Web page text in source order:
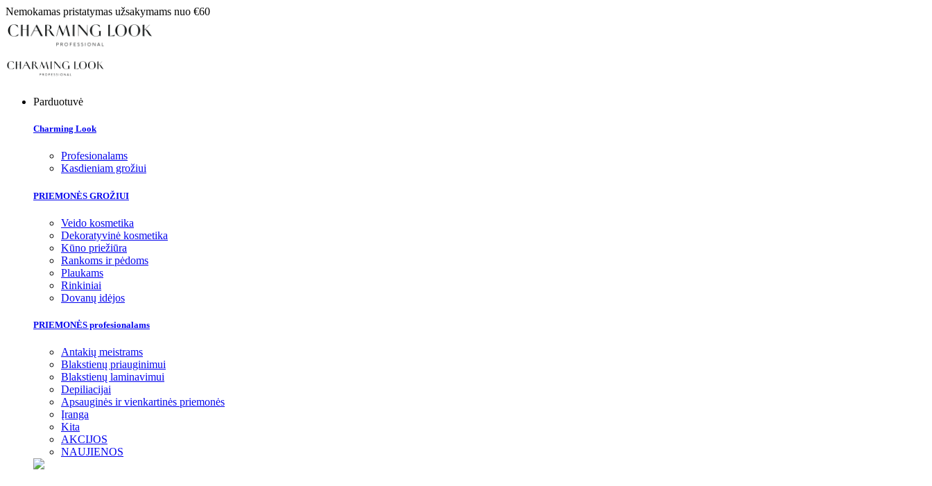
Nemokamas pristatymas užsakymams nuo €60
Parduotuvė
Charming Look
Profesionalams
Kasdieniam grožiui
PRIEMONĖS GROŽIUI
Veido kosmetika
Dekoratyvinė kosmetika
Kūno priežiūra
Rankoms ir pėdoms
Plaukams
Rinkiniai
Dovanų idėjos
PRIEMONĖS profesionalams
Antakių meistrams
Blakstienų priauginimui
Blakstienų laminavimui
Depiliacijai
Apsauginės ir vienkartinės priemonės
Įranga
Kita
AKCIJOS
NAUJIENOS